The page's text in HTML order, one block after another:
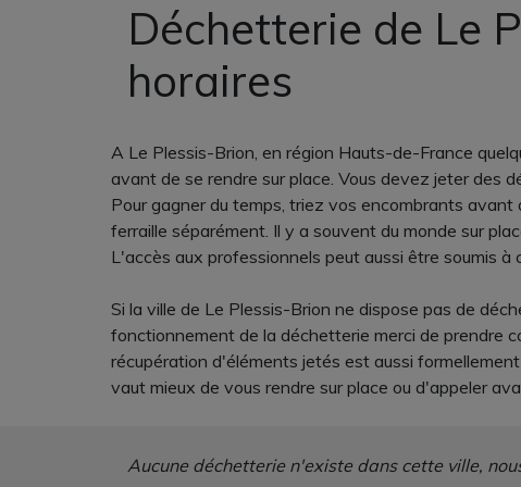
Déchetterie de Le
horaires
A Le Plessis-Brion, en région Hauts-de-France
avant de se rendre sur place. Vous devez jeter des
Pour gagner du temps, triez vos encombrants
ferraille séparément. Il y a souvent du monde sur
L'accès aux professionnels peut aussi être soumis à
Si la ville de Le Plessis-Brion ne dispose pas de
fonctionnement de la déchetterie merci de prendre
récupération d'éléments jetés est aussi
vaut mieux de vous rendre sur place ou d'appeler
Aucune déchetterie n'existe dans cette ville,